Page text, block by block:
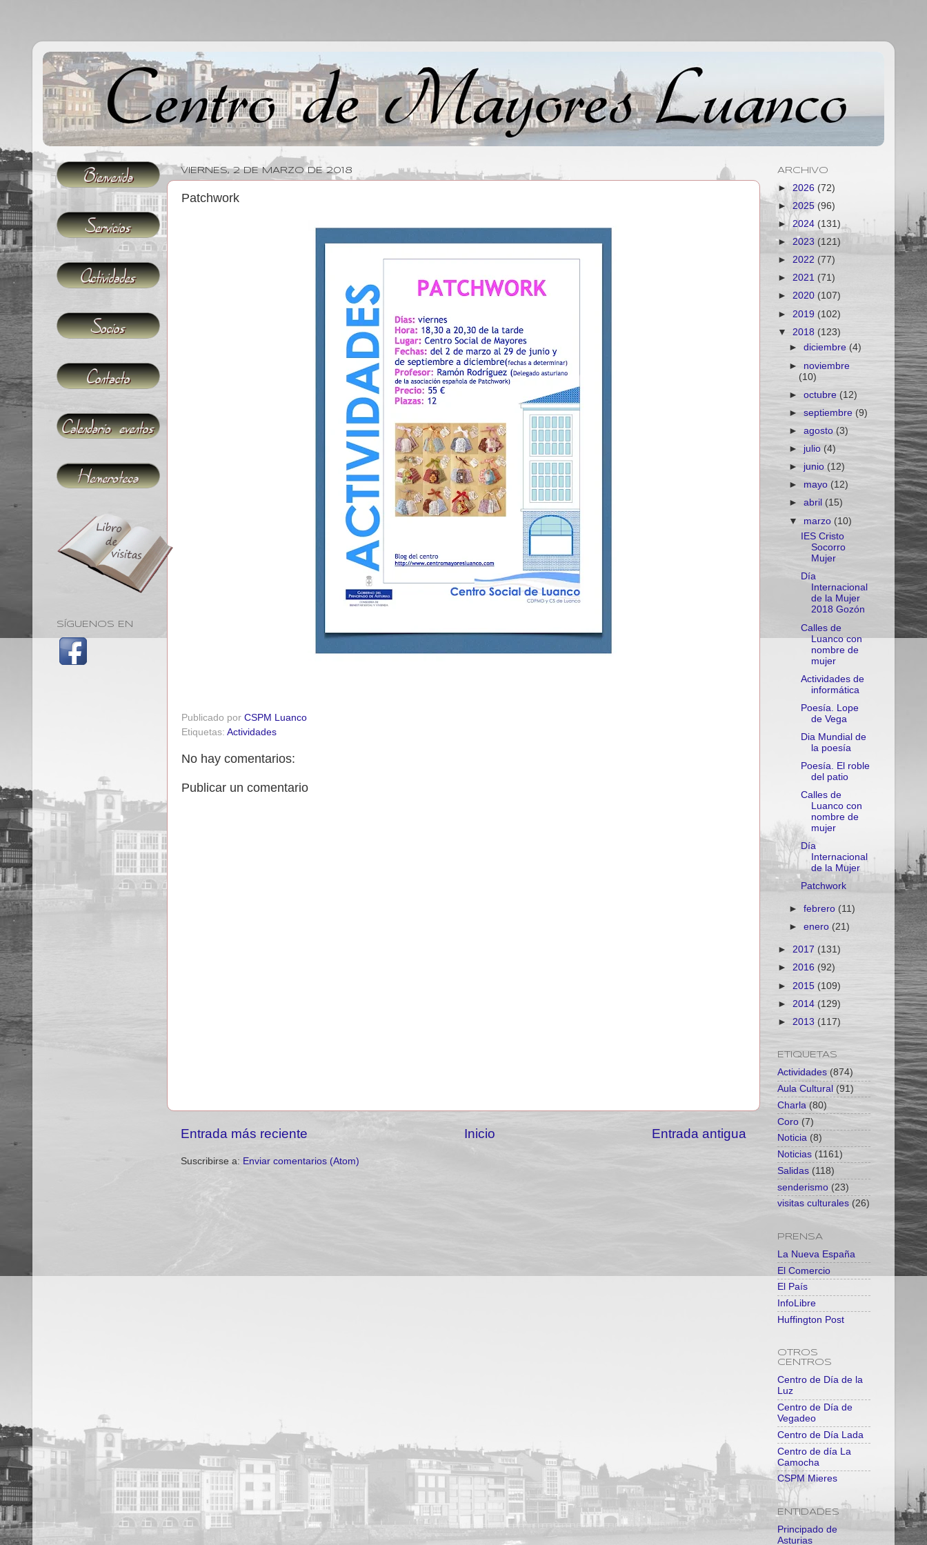
VIERNES, 2 DE MARZO DE 2018
Patchwork
Publicado por CSPM Luanco
Etiquetas: Actividades
No hay comentarios:
Publicar un comentario
Entrada más reciente Entrada antigua
Inicio
Suscribirse a: Enviar comentarios (Atom)
SÍGUENOS EN
ARCHIVO
► 2026 (72)
► 2025 (96)
► 2024 (131)
► 2023 (121)
► 2022 (77)
► 2021 (71)
► 2020 (107)
► 2019 (102)
▼ 2018 (123)
►diciembre (4)
► noviembre
(10)
►octubre(12)
►septiembre(9)
►agosto(3)
► julio (4)
► junio (12)
► mayo (12)
►abril(15)
▼ marzo (10)
IES Cristo
Socorro
Mujer
Día
Internacional
de la Mujer
2018 Gozón
Calles de
Luanco con
nombre de
mujer
Actividades de
informática
Poesía. Lope
de Vega
Dia Mundial de
la poesía
Poesía. El roble
del patio
Calles de
Luanco con
nombre de
mujer
Día
Internacional
de la Mujer
Patchwork
►febrero (11)
►enero(21)
► 2017 (131)
► 2016 (92)
► 2015 (109)
► 2014 (129)
► 2013 (117)
ETIQUETAS
Actividades (874)
Aula Cultural (91)
Charla (80)
Coro (7)
Noticia (8)
Noticias (1161)
Salidas (118)
senderismo (23)
visitas culturales (26)
PRENSA
La Nueva España
El Comercio
El País
InfoLibre
Huffington Post
OTROS
CENTROS
Centro de Día de la
Luz
Centro de Día de
Vegadeo
Centro de Día Lada
Centro de día La
Camocha
CSPM Mieres
ENTIDADES
Principado de
Asturias